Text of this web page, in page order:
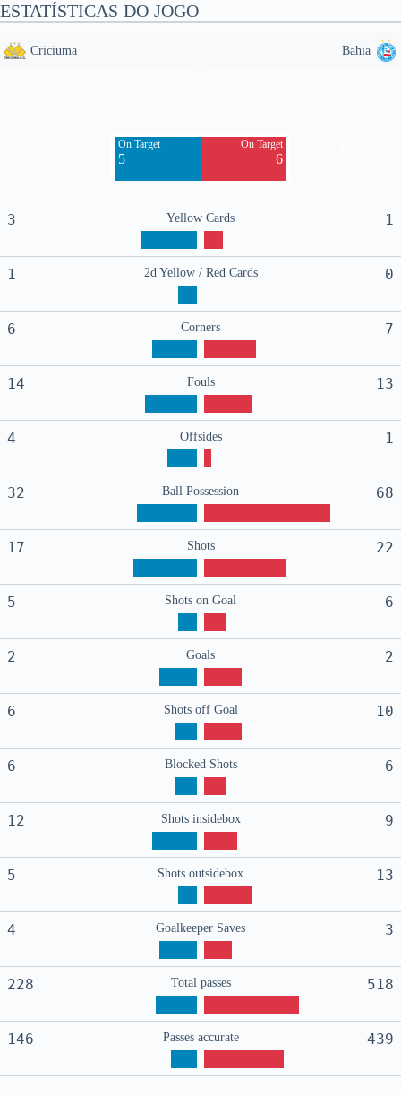
ESTATÍSTICAS DO JOGO
Criciuma Bahia
On Target
5
On Target
6
3 Yellow Cards 1
1 2d Yellow / Red Cards 0
6 Corners 7
14 Fouls 13
4 Offsides 1
32 Ball Possession 68
17 Shots 22
5 Shots on Goal 6
2 Goals 2
6 Shots off Goal 10
6 Blocked Shots 6
12 Shots insidebox 9
5 Shots outsidebox 13
4 Goalkeeper Saves 3
228 Total passes 518
146 Passes accurate 439